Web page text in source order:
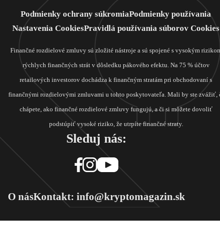
Podmienky ochrany súkromiaPodmienky používania
Nastavenia CookiesPravidlá používania súborov Cookies
Finančné rozdielové zmluvy sú zložité nástroje a sú spojené s vysokým
rýchlych finančných strát v dôsledku pákového efektu. Na 75 % účtov
retailových investorov dochádza k finančným stratám pri obchodovaní s
finančnými rozdielovými zmluvami u tohto poskytovateľa. Mali by ste zvážiť,
chápete, ako finančné rozdielové zmluvy fungujú, a či si môžete dovoliť
podstúpiť vysoké riziko, že utrpíte finančné straty.
Sleduj nás:
O násKontakt: info@kryptomagazin.sk